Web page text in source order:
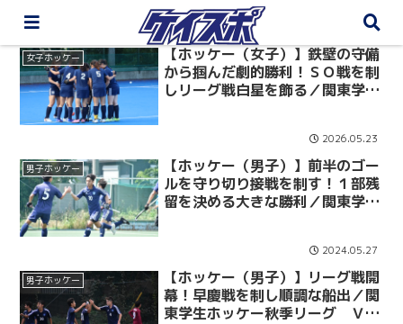
女子ホッケー
【ホッケー（女子）】鉄壁の守備
から掴んだ劇的勝利！ＳＯ戦を制
しリーグ戦白星を飾る／関東学生
2026.05.23
男子ホッケー
【ホッケー（男子）】前半のゴー
ルを守り切り接戦を制す！１部残
留を決める大きな勝利／関東学生
2024.05.27
男子ホッケー
【ホッケー（男子）】リーグ戦開
幕！早慶戦を制し順調な船出／関
東学生ホッケー秋季リーグ ＶＳ